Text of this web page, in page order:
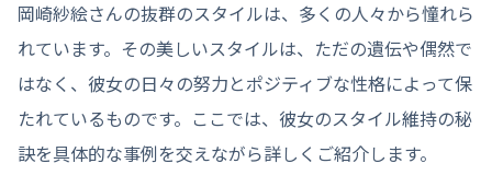
岡崎紗絵さんの抜群のスタイルは、多くの人々から憧れら
れています。その美しいスタイルは、ただの遺伝や偶然で
はなく、彼女の日々の努力とポジティブな性格によって保
たれているものです。ここでは、彼女のスタイル維持の秘
訣を具体的な事例を交えながら詳しくご紹介します。